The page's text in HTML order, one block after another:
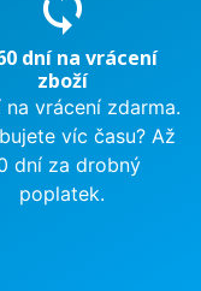
dní na vrácení
zboží
na vrácení zdarma.
víc času? Až
dní za drobný
poplatek.